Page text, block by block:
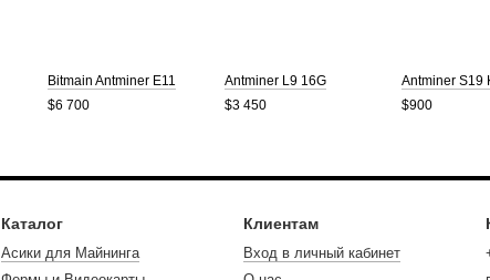
Bitmain Antminer E11
$6 700
Antminer L9 16G
$3 450
Antminer S19
$900
Каталог
Асики для Майнинга
Клиентам
Вход в личный кабинет